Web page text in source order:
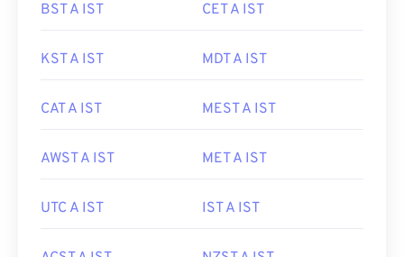
BST A IST CET A IST
KST A IST MDT A IST
CAT A IST MEST A IST
AWST A IST MET A IST
UTC A IST IST A IST